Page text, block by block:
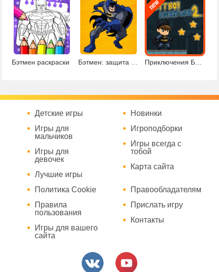
Бэтмен раскраски Приключения Бэтбоя 2
Детские игры
Игры для
мальчиков
Игры для
девочек
Лучшие игры
Новинки
Игроподборки
Игры всегда с
тобой
Карта сайта
Политика Cookie
Правила
пользования
Игры для вашего
сайта
Правообладателям
Прислать игру
Контакты